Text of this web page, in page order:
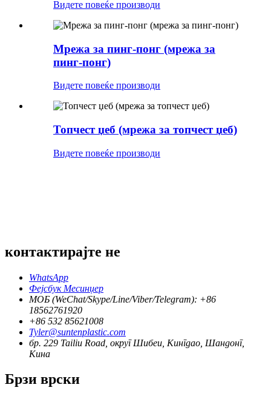
Видете повеќе производи
Мрежа за пинг-понг (мрежа за
пинг-понг)
Видете повеќе производи
Топчест џеб (мрежа за топчест џеб)
Видете повеќе производи
контактирајте не
WhatsApp
Фејсбук Месинџер
МОБ (WeChat/Skype/Line/Viber/Telegram): +86
18562761920
+86 532 85621008
Tyler@suntenplastic.com
бр. 229 Tailiu Road, округ Шибеи, Кингдао, Шандонг,
Кина
Брзи врски